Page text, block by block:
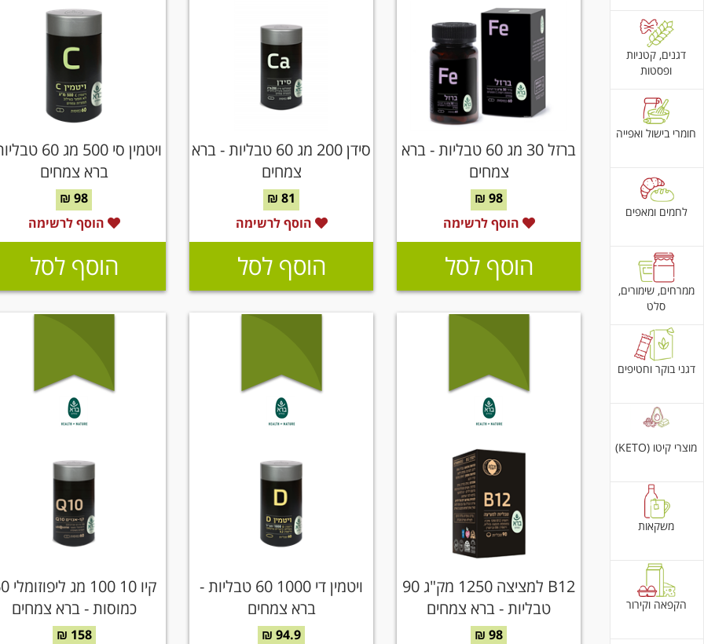
דגנים, קטניות
ופסטות
חומרי בישול ואפייה
לחמים ומאפים
ממרחים, שימורים,
סלט
דגני בוקר וחטיפים
מוצרי קיטו (KETO)
משקאות
הקפאה וקירור
ברזל 30 מג 60 טבליות - ברא
צמחים
98 ₪
הוסף לרשימה
הוסף לסל
סידן 200 מג 60 טבליות - ברא
צמחים
81 ₪
הוסף לרשימה
הוסף לסל
ויטמין סי 500 מג
ברא צמחים
98 ₪
הוסף לרשימה
הוסף לסל
B12 למציצה 1250 מק"ג 90
טבליות - ברא צמחים
98 ₪
ויטמין די 1000 60 טבליות -
ברא צמחים
94.9 ₪
קיו 10
כמוסות - ברא צמחים
158 ₪